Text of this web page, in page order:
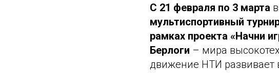
С 21 февраля по 3 марта
мультиспортивный
рамках проекта «Начни
Берлоги – мира
движение НТИ развивает